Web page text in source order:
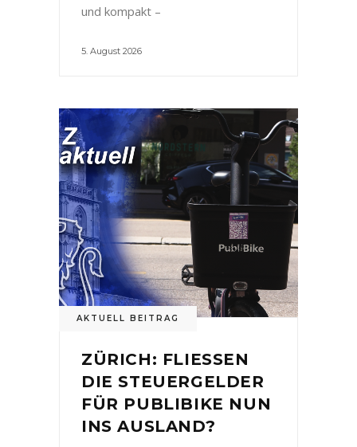
und kompakt –
5. August 2026
AKTUELL BEITRAG
ZÜRICH: FLIESSEN
DIE STEUERGELDER
FÜR PUBLIBIKE NUN
INS AUSLAND?